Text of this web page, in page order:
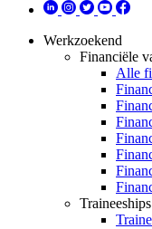
Werkzoekend
Financiële
Alle
Traineeships